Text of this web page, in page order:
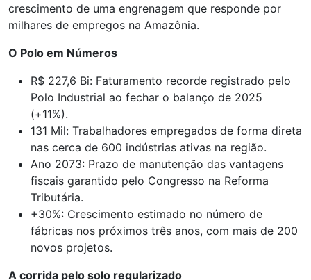
crescimento de uma engrenagem que responde por
milhares de empregos na Amazônia.
O Polo em Números
R$ 227,6 Bi: Faturamento recorde registrado pelo
Polo Industrial ao fechar o balanço de 2025
(+11%).
131 Mil: Trabalhadores empregados de forma direta
nas cerca de 600 indústrias ativas na região.
Ano 2073: Prazo de manutenção das vantagens
fiscais garantido pelo Congresso na Reforma
Tributária.
+30%: Crescimento estimado no número de
fábricas nos próximos três anos, com mais de 200
novos projetos.
A corrida pelo solo regularizado